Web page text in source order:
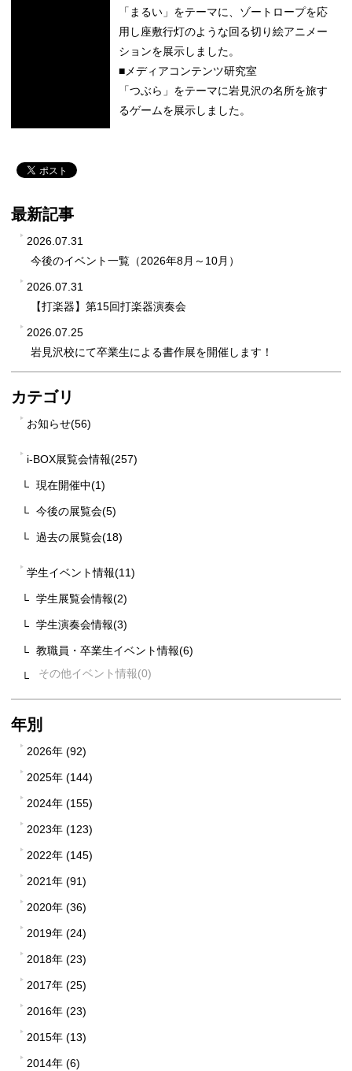
「まるい」をテーマに、ゾートロープを応
用し座敷行灯のような回る切り絵アニメー
ションを展示しました。
■メディアコンテンツ研究室
「つぶら」をテーマに岩見沢の名所を旅す
るゲームを展示しました。
最新記事
2026.07.31
今後のイベント一覧（2026年8月～10月）
2026.07.31
【打楽器】第15回打楽器演奏会
2026.07.25
岩見沢校にて卒業生による書作展を開催します！
カテゴリ
お知らせ(56)
i-BOX展覧会情報(257)
現在開催中(1)
今後の展覧会(5)
過去の展覧会(18)
学生イベント情報(11)
学生展覧会情報(2)
学生演奏会情報(3)
教職員・卒業生イベント情報(6)
その他イベント情報
年別
2026年 (92)
2025年 (144)
2024年 (155)
2023年 (123)
2022年 (145)
2021年 (91)
2020年 (36)
2019年 (24)
2018年 (23)
2017年 (25)
2016年 (23)
2015年 (13)
2014年 (6)